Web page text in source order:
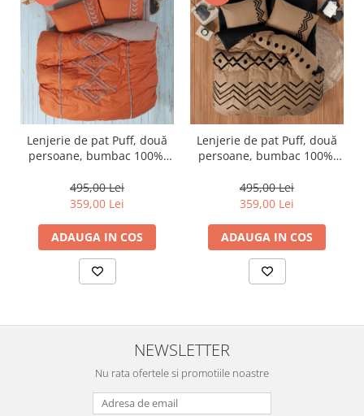
Lenjerie de pat Puff, două
persoane, bumbac 100%,
495,00 Lei
359,00 Lei
ADAUGA IN COS
Lenjerie de pat Puff, două
persoane, bumbac 100%,
495,00 Lei
359,00 Lei
ADAUGA IN COS
NEWSLETTER
Nu rata ofertele si promotiile noastre